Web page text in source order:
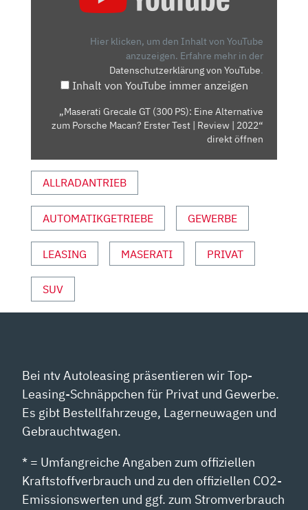
PORSCHE
MACAN?
|
REVIEW
|
2022“
YOUTUBE
ANZEIGEN
Hier klicken, um den Inhalt von YouTube
anzuzeigen. Erfahre mehr in der
Datenschutzerklärung von YouTube.
Inhalt von YouTube immer anzeigen
„Maserati Grecale GT (300 PS): Eine Alternative
zum Porsche Macan? Erster Test | Review | 2022“
direkt öffnen
ALLRADANTRIEB
AUTOMATIKGETRIEBE GEWERBE
LEASING MASERATI PRIVAT
SUV
Bei ntv Autoleasing präsentieren wir Top-
Leasing-Schnäppchen für Privat und Gewerbe.
Es gibt Bestellfahrzeuge, Lagerneuwagen und
Gebrauchtwagen.
* = Umfangreiche Angaben zum offiziellen
Kraftstoffverbrauch und zu den offiziellen CO2-
Emissionswerten und ggf. zum Stromverbrauch